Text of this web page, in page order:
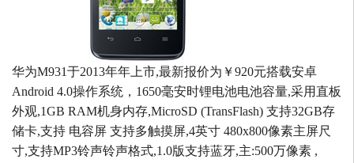
华为M931于2013年年上市,最新报价为￥920元搭载安卓
Android 4.0操作系统，1650毫安时锂电池电池容量,采用直板
外观,1GB RAM机身内存,MicroSD (TransFlash) 支持32GB存
储卡,支持 电容屏 支持多触摸屏,4英寸 480x800像素主屏尺
寸,支持MP3铃声铃声格式,1.0版支持蓝牙,主:500万像素 ,